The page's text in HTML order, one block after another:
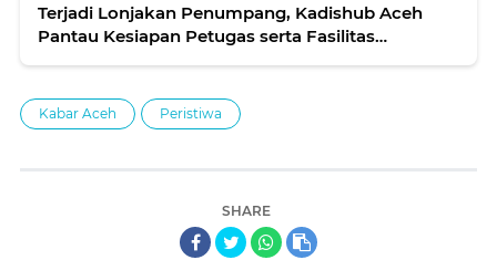
Terjadi Lonjakan Penumpang, Kadishub Aceh
Pantau Kesiapan Petugas serta Fasilitas
Kabar Aceh Peristiwa
SHARE